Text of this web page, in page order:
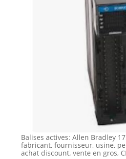
Balises actives: Allen Bradley
fabricant, fournisseur, usine,
achat discount, vente en gros,